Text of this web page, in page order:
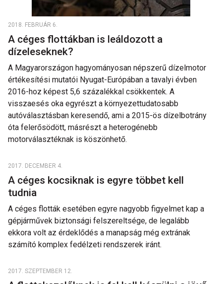
2018. FEBRUÁR 6.
A céges flottákban is leáldozott a
dízeleseknek?
A Magyarországon hagyományosan népszerű dízelmotor
értékesítési mutatói Nyugat-Európában a tavalyi évben
2016-hoz képest 5,6 százalékkal csökkentek. A
visszaesés oka egyrészt a környezettudatosabb
autóválasztásban keresendő, ami a 2015-ös dízelbotrány
óta felerősödött, másrészt a heterogénebb
motorválasztéknak is köszönhető.
2017. DECEMBER 4.
A céges kocsiknak is egyre többet kell
tudnia
A céges flották esetében egyre nagyobb figyelmet kap a
gépjárművek biztonsági felszereltsége, de legalább
ekkora volt az érdeklődés a manapság még extrának
számító komplex fedélzeti rendszerek iránt.
2017. SZEPTEMBER 12.